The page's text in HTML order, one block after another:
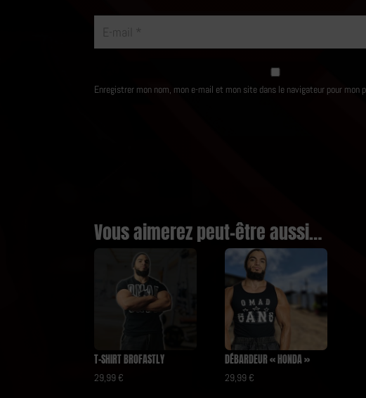
Enregistrer mon nom, mon e-mail et mon site dans le navigateur pour mon
Vous aimerez peut-être aussi…
T-SHIRT BROFASTLY
29,99 €
DÉBARDEUR « HONDA »
29,99 €